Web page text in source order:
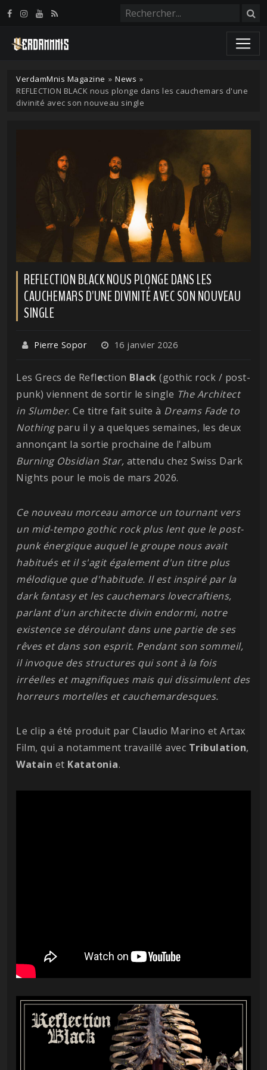
VerdamMnis Magazine » News »
REFLECTION BLACK nous plonge dans les cauchemars d'une
divinité avec son nouveau single
REFLECTION BLACK NOUS PLONGE DANS LES
CAUCHEMARS D'UNE DIVINITÉ AVEC SON NOUVEAU
SINGLE
Pierre Sopor 16 janvier 2026
Les Grecs de Reflection Black (gothic rock / post-
punk) viennent de sortir le single The Architect
in Slumber. Ce titre fait suite à Dreams Fade to
Nothingparu il y a quelques semaines, les deux
annonçant la sortie prochaine de l'album
Burning Obsidian Star, attendu chez Swiss Dark
Nights pour le mois de mars 2026.
Ce nouveau morceau amorce un tournant vers
un mid-tempo gothic rock plus lent que le post-
punk énergique auquel le groupe nous avait
habitués et il s'agit également d'un titre plus
mélodique que d'habitude. Il est inspiré par la
dark fantasy et les cauchemars lovecraftiens,
parlant d'un architecte divin endormi, notre
existence se déroulant dans une partie de ses
rêves et dans son esprit. Pendant son sommeil,
il invoque des structures qui sont à la fois
irréelles et magnifiques mais qui dissimulent des
horreurs mortelles et cauchemardesques.
Le clip a été produit par Claudio Marino et Artax
Film, qui a notamment travaillé avec Tribulation,
Watain et Katatonia.
Panneau de gestion des cookies